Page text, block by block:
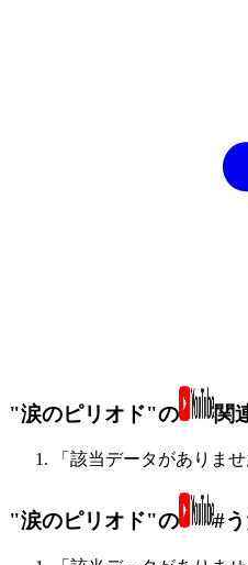
"涙のピリオド"の 関
「該当データがありませ
"涙のピリオド"の #